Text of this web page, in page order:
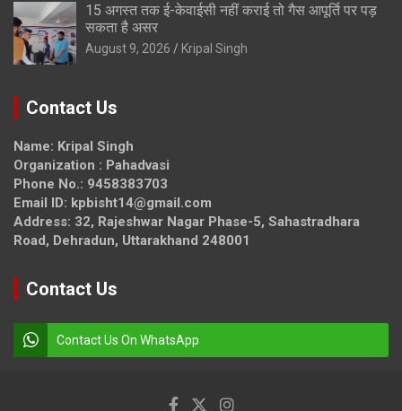
15 अगस्त तक ई-केवाईसी नहीं कराई तो गैस आपूर्ति पर पड़
सकता है असर
August 9, 2026 Kripal Singh
Contact Us
Name: Kripal Singh
Organization : Pahadvasi
Phone No.: 9458383703
Email ID: kpbisht14@gmail.com
Address: 32, Rajeshwar Nagar Phase-5, Sahastradhara
Road, Dehradun, Uttarakhand 248001
Contact Us
Contact Us On WhatsApp